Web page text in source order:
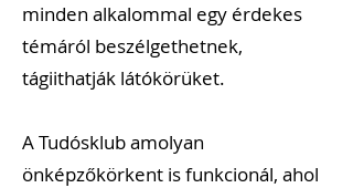
minden alkalommal egy érdekes
témáról beszélgethetnek,
tágiithatják látókörüket.
A Tudósklub amolyan
önképzőkörkent is funkcionál, ahol